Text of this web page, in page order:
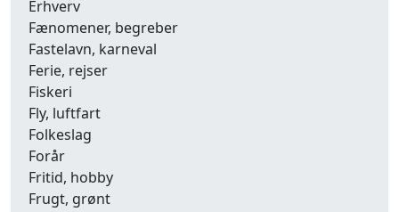
Erhverv
Fænomener, begreber
Fastelavn, karneval
Ferie, rejser
Fiskeri
Fly, luftfart
Folkeslag
Forår
Fritid, hobby
Frugt, grønt